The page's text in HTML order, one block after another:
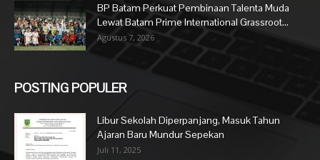
BP Batam Perkuat Pembinaan Talenta Muda
Lewat Batam Prime International Grassroot...
Agustus 7, 2026
POSTING POPULER
Libur Sekolah Diperpanjang, Masuk Tahun
Ajaran Baru Mundur Sepekan
Juli 11, 2025